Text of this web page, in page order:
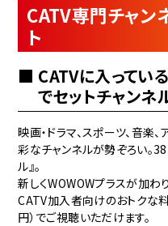
CATV専門チャン
ト
CATVに入ってい
でセットチャンネ
映画・ドラマ、スポーツ、音楽
彩なチャンネルが勢ぞろい。
ル』。
新しくWOWOWプラスが加わ
CATV加入者向けのおトクな
円）でご視聴いただけます。